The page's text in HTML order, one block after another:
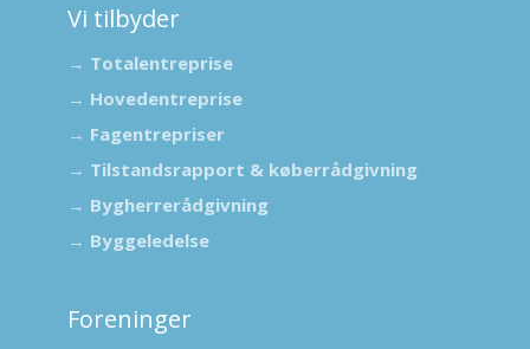
Vi tilbyder
→ Totalentreprise​
→ Hovedentreprise
→ Fagentrepriser
→ Tilstandsrapport & køberrådgivning​
→ Bygherrerådgivning
→ Byggeledelse
Foreninger